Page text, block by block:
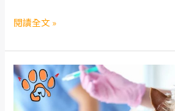
與
訊
狗
為
什
麼
會
閱讀全文 »